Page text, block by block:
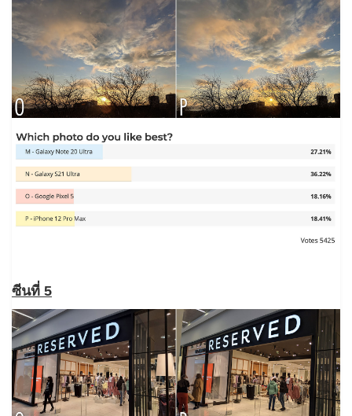
ซีนที่ 5